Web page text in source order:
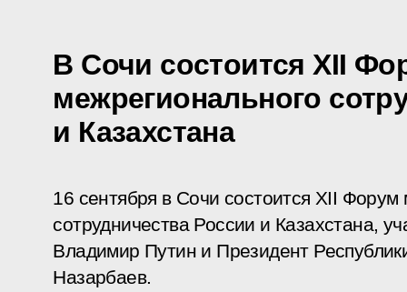
В Сочи состоится XII
межрегионального
и Казахстана
16 сентября в Сочи состоится XII Форум
сотрудничества России и Казахстана,
Владимир Путин и Президент
Назарбаев.